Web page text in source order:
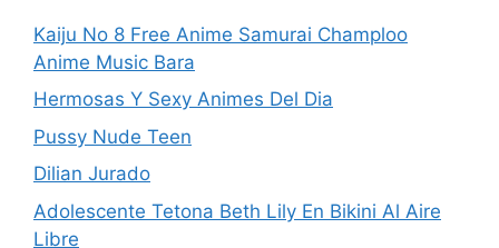
Kaiju No 8 Free Anime Samurai Champloo
Anime Music Bara
Hermosas Y Sexy Animes Del Dia
Pussy Nude Teen
Dilian Jurado
Adolescente Tetona Beth Lily En Bikini Al Aire
Libre